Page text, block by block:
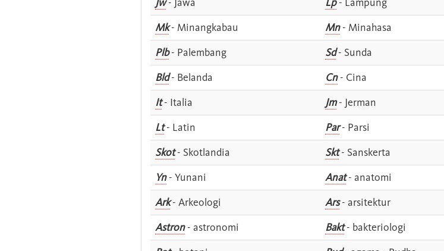
Mk- Minangkabau Mn- Minahasa
Plb- Palembang Sd- Sunda
Bld- Belanda Cn- Cina
It- Italia Jm- Jerman
Lt- Latin Par- Parsi
Skot- Skotlandia Skt- Sanskerta
Yn- Yunani Anat- anatomi
Ark- Arkeologi Ars- arsitektur
Astron- astronomi Bakt- bakteriologi